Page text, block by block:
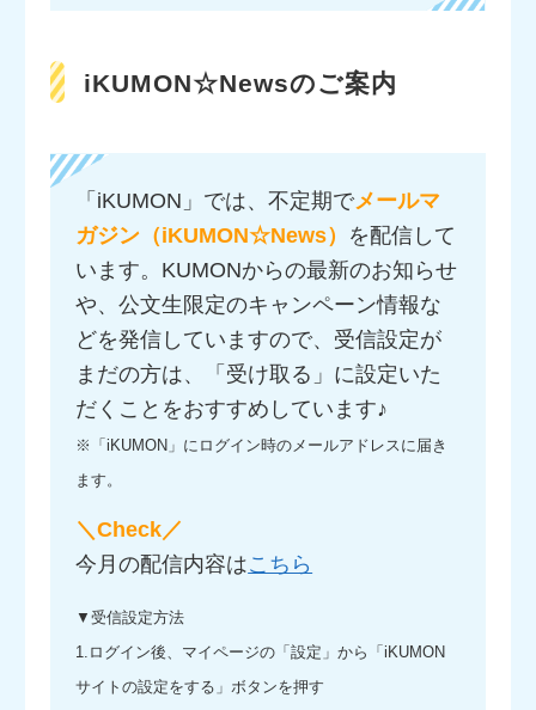
iKUMON☆Newsのご案内
「iKUMON」では、不定期でメールマ
ガジン（iKUMON☆News） を配信して
います。KUMONからの最新のお知らせ
や、公文生限定のキャンペーン情報な
どを発信していますので、受信設定が
まだの方は、「受け取る」に設定いた
だくことをおすすめしています♪
※「iKUMON」にログイン時のメールアドレスに届き
ます。
＼Check／
今月の配信内容はこちら
▼受信設定方法
1.ログイン後、マイページの「設定」から「iKUMON
サイトの設定をする」ボタンを押す